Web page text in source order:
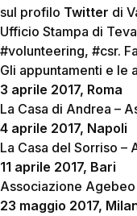
sul profilo Twitter di
Ufficio Stampa di
#volunteering, #csr.
Gli appuntamenti e le
3 aprile 2017, Roma
La Casa di Andrea –
4 aprile 2017, Napoli
La Casa del Sorriso –
11 aprile 2017, Bari
Associazione
23 maggio 2017,